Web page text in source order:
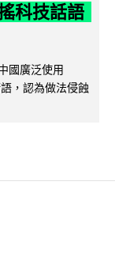
科技話語
國廣泛使用
，認為做法侵蝕